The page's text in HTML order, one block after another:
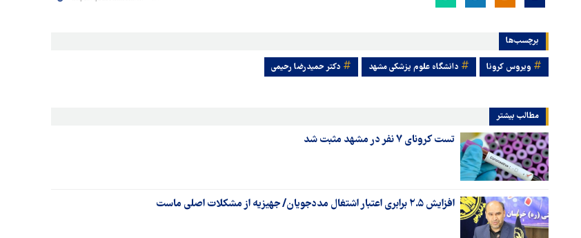
برچسب‌ها
ویروس کرونا دانشگاه علوم پزشکی مشهد دکتر حمیدرضا رحیمی
مطالب بیشتر
تست کرونای ۷ نفر در مشهد مثبت شد
افزایش ۲.۵ برابری اعتبار اشتغال مددجویان/ جهیزیه از مشکلات اصلی ماست